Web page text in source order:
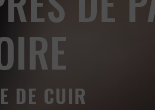
DE CUIR